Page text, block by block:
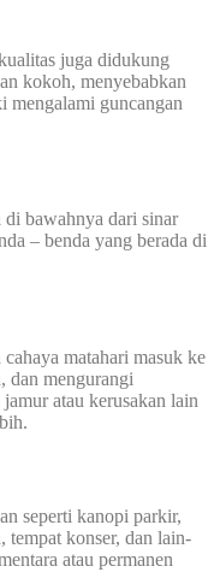
juga didukung
kokoh, menyebabkan
mengalami guncangan
di bawahnya dari sinar
– benda yang berada di
matahari masuk ke
dan mengurangi
atau kerusakan lain
seperti kanopi parkir,
tempat konser, dan lain-
atau permanen